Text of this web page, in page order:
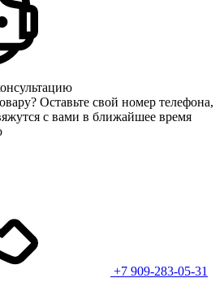
Оставьте свой номер телефона,
с вами в ближайшее время
+7 909-283-05-31